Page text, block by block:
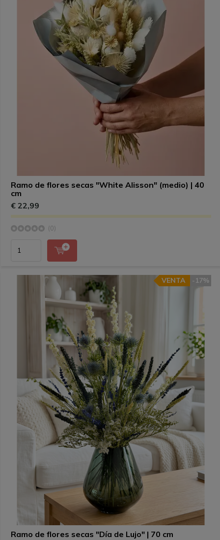
Ramo de flores secas "White Alisson" (medio) | 40
cm
€ 22,99
(0)
Ramo de flores secas "Día de Lujo" | 70 cm
-17%
VENTA